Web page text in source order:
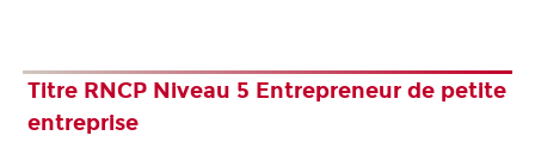
Titre RNCP Niveau 5 Entrepreneur de petite
entreprise